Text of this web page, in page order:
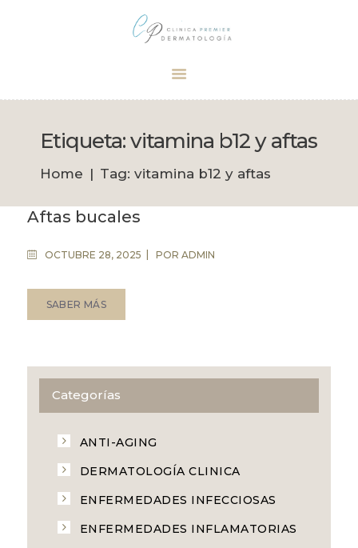
Etiqueta: vitamina b12 y aftas
Home Tag: vitamina b12 y aftas
Tu dermatólogo de confianza en Palma
INICIO
CITA
BOUTIQUE
Aftas bucales
OCTUBRE 28, 2025 POR ADMIN
SABER MÁS
Categorías
ANTI-AGING
DERMATOLOGÍA CLINICA
ENFERMEDADES INFECCIOSAS
ENFERMEDADES INFLAMATORIAS